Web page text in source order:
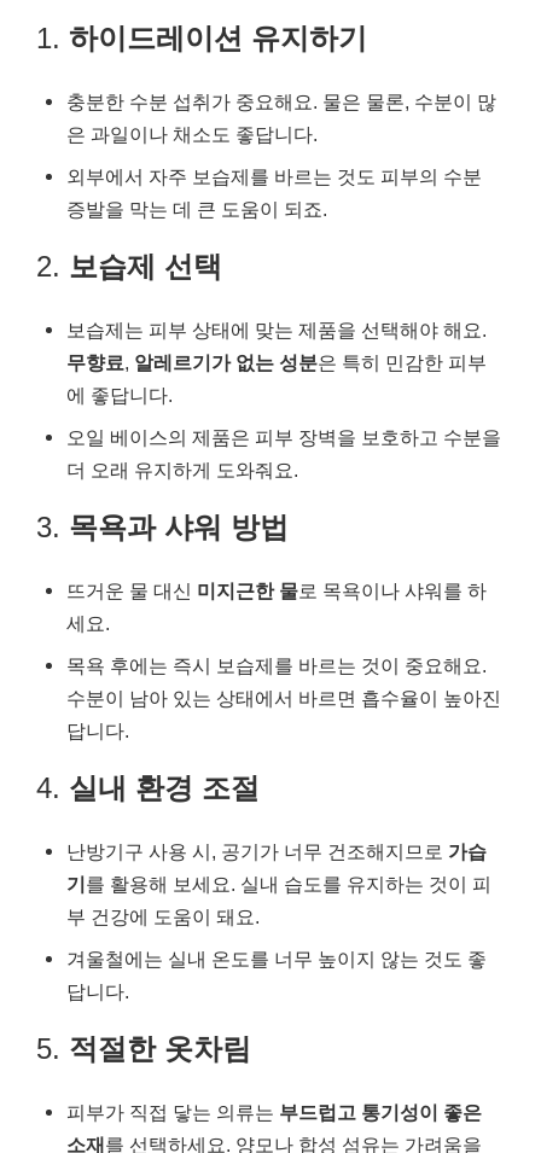
1. 하이드레이션 유지하기
충분한 수분 섭취가 중요해요. 물은 물론, 수분이 많
은 과일이나 채소도 좋답니다.
외부에서 자주 보습제를 바르는 것도 피부의 수분
증발을 막는 데 큰 도움이 되죠.
2. 보습제 선택
보습제는 피부 상태에 맞는 제품을 선택해야 해요.
무향료, 알레르기가 없는 성분은 특히 민감한 피부
에 좋답니다.
오일 베이스의 제품은 피부 장벽을 보호하고 수분을
더 오래 유지하게 도와줘요.
3. 목욕과 샤워 방법
뜨거운 물 대신 미지근한 물로 목욕이나 샤워를 하
세요.
목욕 후에는 즉시 보습제를 바르는 것이 중요해요.
수분이 남아 있는 상태에서 바르면 흡수율이 높아진
답니다.
4. 실내 환경 조절
난방기구 사용 시, 공기가 너무 건조해지므로 가습
기를 활용해 보세요. 실내 습도를 유지하는 것이 피
부 건강에 도움이 돼요.
겨울철에는 실내 온도를 너무 높이지 않는 것도 좋
답니다.
5. 적절한 옷차림
피부가 직접 닿는 의류는 부드럽고 통기성이 좋은
소재를 선택하세요. 양모나 합성 섬유는 가려움을